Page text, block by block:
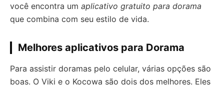
você encontra um aplicativo gratuito para dorama
que combina com seu estilo de vida.
Melhores aplicativos para Dorama
Para assistir doramas pelo celular, várias opções são
boas. O Viki e o Kocowa são dois dos melhores. Eles